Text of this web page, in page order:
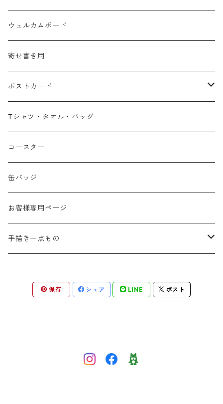
ウェルカムボード
寄せ書き用
ポストカード
広島弁
春
夏
秋
冬
Tシャツ・タオル・バッグ
コースター
缶バッジ
お客様専用ページ
手描き一点もの
手描きウォールポケット
保存 シェア LINE ポスト